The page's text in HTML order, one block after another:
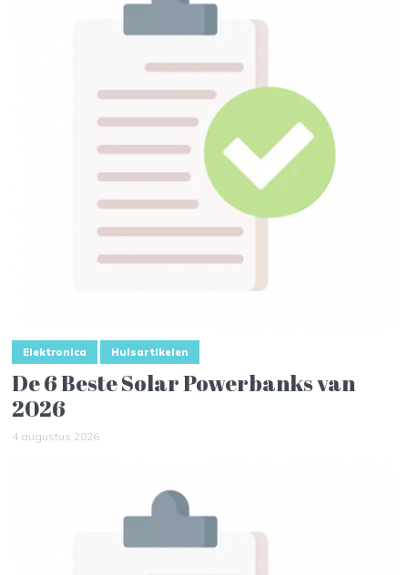
Elektronica Huisartikelen
De 6 Beste Solar Powerbanks van
2026
4 augustus 2026